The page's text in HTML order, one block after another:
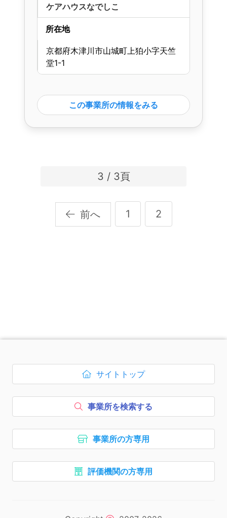
ケアハウスなでしこ
所在地
京都府木津川市山城町上狛小字天竺
堂1-1
この事業所の情報をみる
3 / 3頁
前へ 1 2
次のコンテンツはページのフ
ボタン1、
サイトトップ
を開く
ボタン2、
事業所を検索する
ボタン3、
事業所の方専用
ボタン4、
評価機関の方専用